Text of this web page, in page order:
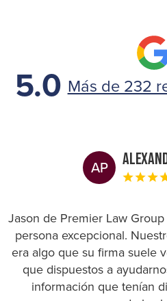
5.0 Más de 232
AP
Jason de Premier Law
persona excepcional.
era algo que su firma suele
que dispuestos a
información que tenían